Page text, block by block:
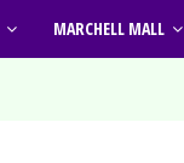
MARCHELL MALL